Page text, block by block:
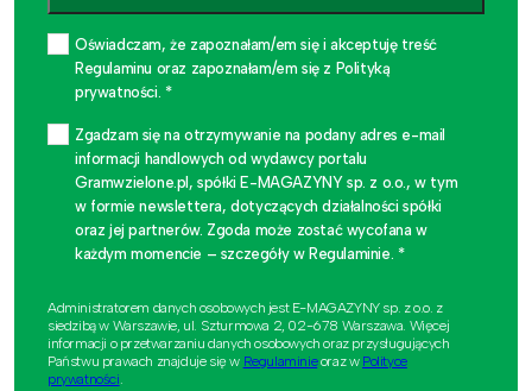
około
Planowane
tysięcy
Oświadczam, że zapoznałam/em się i akceptuję treść
Regulaminu oraz zapoznałam/em się z Polityką
prywatności. *
Zgadzam się na otrzymywanie na podany adres e-mail
informacji handlowych od wydawcy portalu
Gramwzielone.pl, spółki E-MAGAZYNY sp. z o.o., w tym
w formie newslettera, dotyczących działalności spółki
oraz jej partnerów. Zgoda może zostać wycofana w
każdym momencie – szczegóły w Regulaminie. *
Administratorem danych osobowych jest E-MAGAZYNY sp. z o.o. z
siedzibą w Warszawie, ul. Szturmowa 2, 02-678 Warszawa. Więcej
informacji o przetwarzaniu danych osobowych oraz przysługujących
Państwu prawach znajduje się w Regulaminieoraz w Polityce
prywatności.